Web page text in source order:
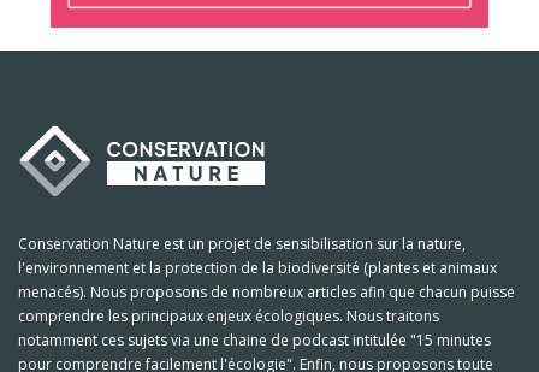
Conservation Nature est un projet de sensibilisation sur la nature,
l'environnement et la protection de la biodiversité (plantes et animaux
menacés). Nous proposons de nombreux articles afin que chacun puisse
comprendre les principaux enjeux écologiques. Nous traitons
notamment ces sujets via une chaine de podcast intitulée "15 minutes
pour comprendre facilement l'écologie". Enfin, nous proposons toute